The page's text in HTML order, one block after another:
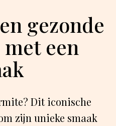
gezonde
een
Dit iconische
zijn unieke smaak